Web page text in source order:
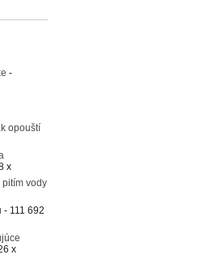
-
opouští
x
pitím vody
- 111 692
x